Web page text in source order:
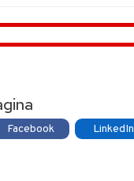
Facebook
LinkedIn